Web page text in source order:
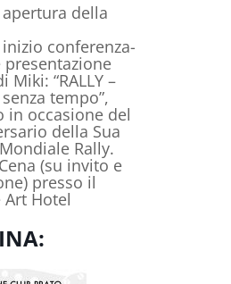
della
conferenza-
Miki: “RALLY –
tempo”,
in occasione del
della Sua
Rally.
(su invito e
presso il
Art Hotel